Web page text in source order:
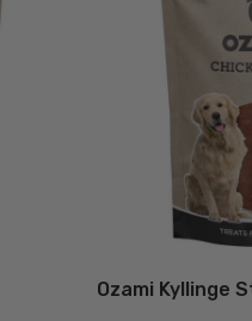
Ozami Kyllinge